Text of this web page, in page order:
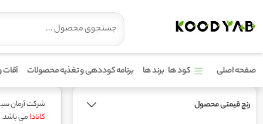
صفحه اصلی کود ها برند ها برنامه کوددهی و تغذیه محصولات آفات
رنج قیمتی محصول شرکت آرمان سبز آدینه در سال 1386 در شهر تهران تاسیس
کانادامی باشد.